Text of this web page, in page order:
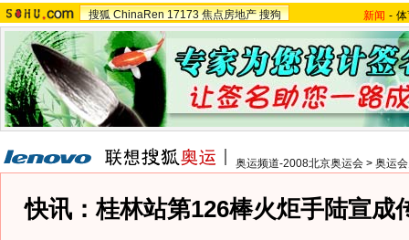
搜狐 ChinaRen 17173 焦点房地产 搜狗 新闻 -
奥运频道-2008北京奥运会 > 奥运
快讯：桂林站第126棒火炬手陆宣成